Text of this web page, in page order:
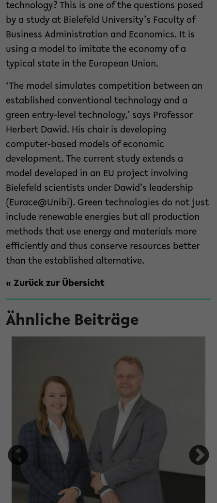
technology? This is one of the questions posed
by a study at Bielefeld University’s Faculty of
Business Administration and Economics. It is
using a model to imitate the economy of a
typical state in the European Union.
‘The model simulates competition between an
established conventional technology and a
green entry-level technology,’ says Professor
Herbert Dawid. His chair is developing
computer-based models of economic
development. The current study extends a
model developed in an EU project involving
Bielefeld scientists under Dawid’s leadership
(Eurace@Unibi). Green technologies do not just
include renewable energies but all production
methods that use energy and materials more
efficiently and thus conserve resources better
than the established alternative.
« Zurück zur Übersicht
Ähnliche Beiträge
Studienfonds OWL